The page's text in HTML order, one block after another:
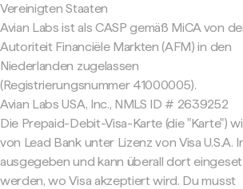
Vereinigten Staaten
Avian Labs ist als CASP gemäß MiCA von
Autoriteit Financiële Markten (AFM) in den
Niederlanden zugelassen
(Registrierungsnummer 41000005).
Avian Labs USA, Inc., NMLS ID # 2639252
Die Prepaid-Debit-Visa-Karte (die "Karte")
von Lead Bank unter Lizenz von Visa U.S.A.
ausgegeben und kann überall dort
werden, wo Visa akzeptiert wird. Du musst